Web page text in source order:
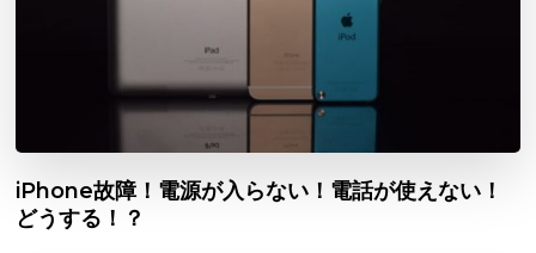
iPhone故障！電源が入らない！電話が使えない！
どうする！？